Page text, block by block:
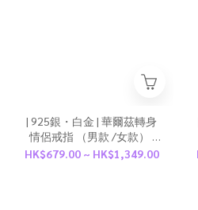
| 925銀・白金 | 華爾茲轉身
情侶戒指 （男款 /女款） |
RI0903 |
HK$679.00 ~ HK$1,349.00